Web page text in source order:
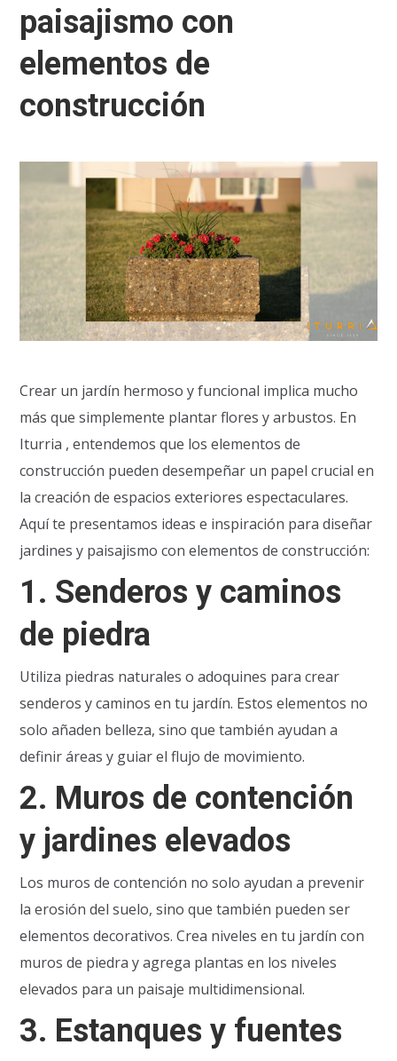
paisajismo con
elementos de
construcción
Crear un jardín hermoso y funcional implica mucho
más que simplemente plantar flores y arbustos. En
Iturria , entendemos que los elementos de
construcción pueden desempeñar un papel crucial en
la creación de espacios exteriores espectaculares.
Aquí te presentamos ideas e inspiración para diseñar
jardines y paisajismo con elementos de construcción:
1. Senderos y caminos
de piedra
Utiliza piedras naturales o adoquines para crear
senderos y caminos en tu jardín. Estos elementos no
solo añaden belleza, sino que también ayudan a
definir áreas y guiar el flujo de movimiento.
2. Muros de contención
y jardines elevados
Los muros de contención no solo ayudan a prevenir
la erosión del suelo, sino que también pueden ser
elementos decorativos. Crea niveles en tu jardín con
muros de piedra y agrega plantas en los niveles
elevados para un paisaje multidimensional.
3. Estanques y fuentes